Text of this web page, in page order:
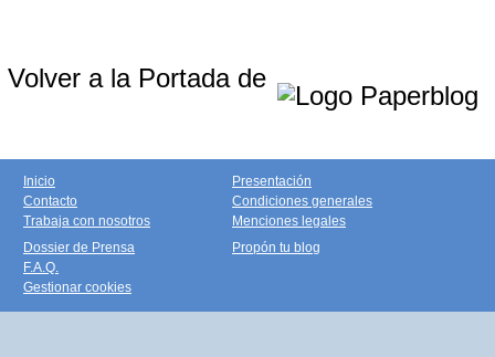
Volver a la Portada de
Inicio
Contacto
Trabaja con nosotros
Presentación
Condiciones generales
Menciones legales
Dossier de Prensa
F.A.Q.
Gestionar cookies
Propón tu blog